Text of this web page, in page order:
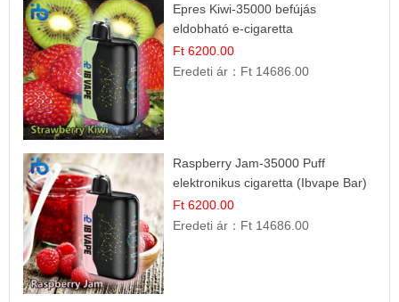
Epres Kiwi-35000 befújás
eldobható e-cigaretta
Ft 6200.00
Eredeti ár： Ft 14686.00
Raspberry Jam-35000 Puff
elektronikus cigaretta (Ibvape Bar)
Ft 6200.00
Eredeti ár： Ft 14686.00